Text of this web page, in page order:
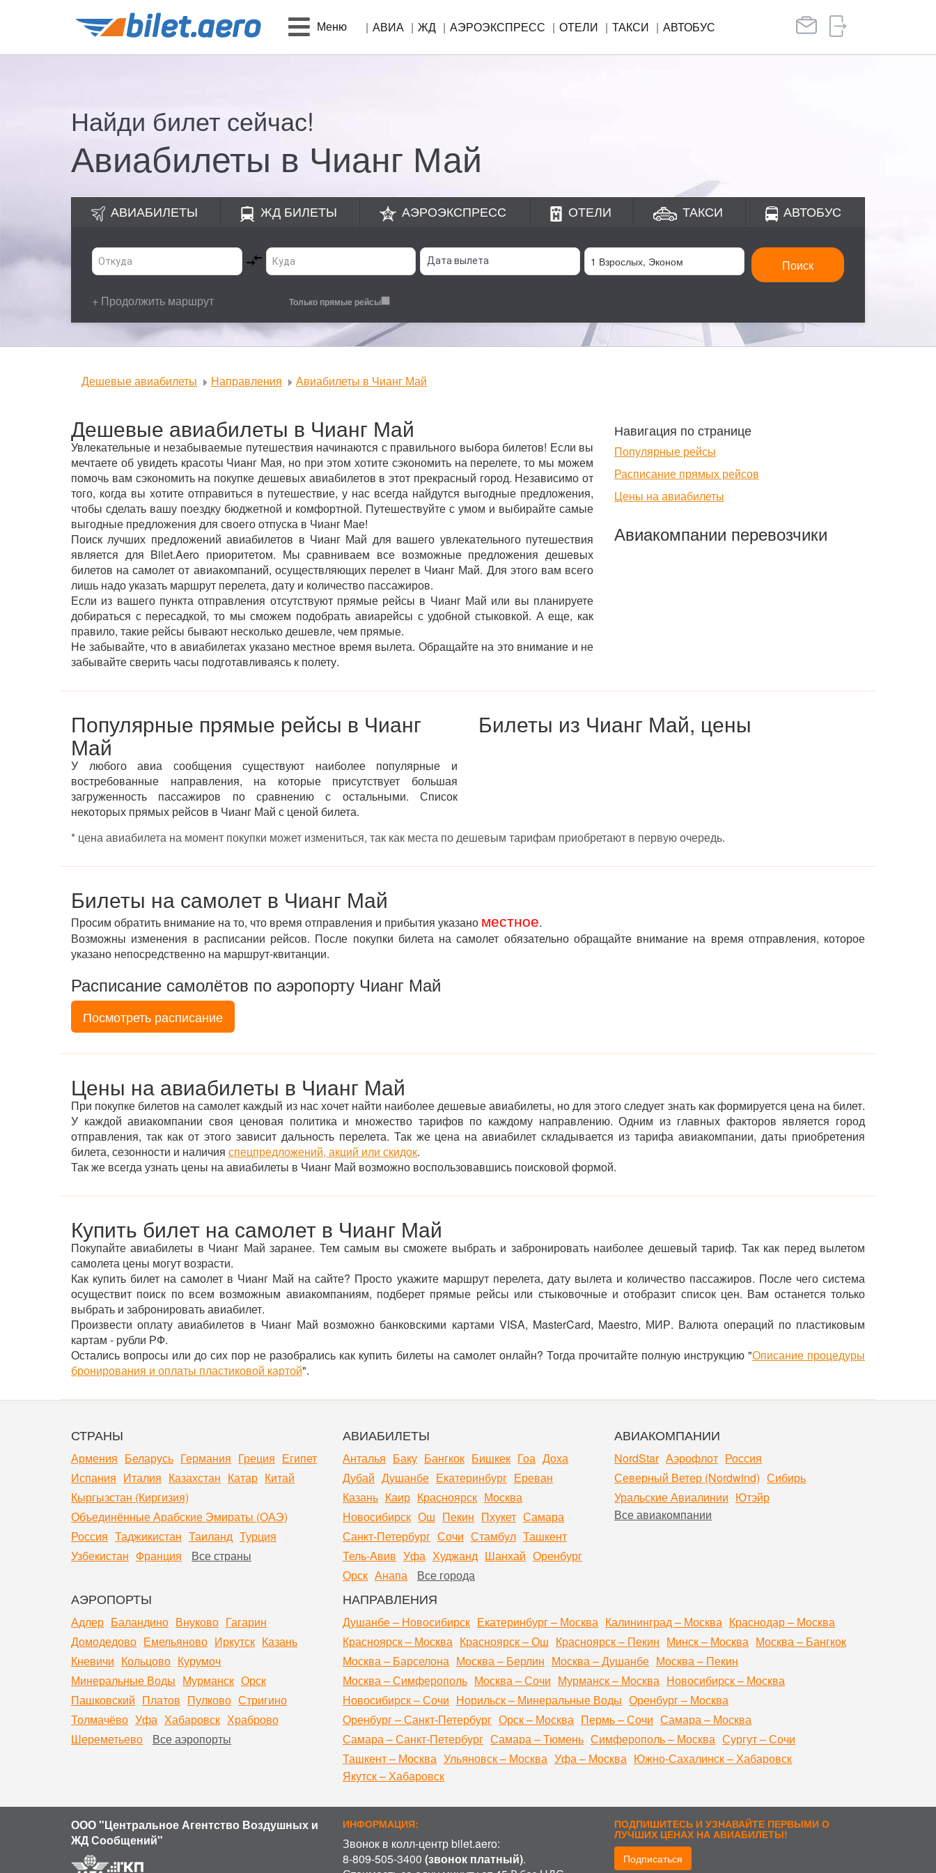
Меню АВИА ЖД АЭРОЭКСПРЕСС ОТЕЛИ ТАКСИ АВТОБУС
Найди билет сейчас!
Авиабилеты в Чианг Май
АВИАБИЛЕТЫ ЖД БИЛЕТЫ АЭРОЭКСПРЕСС ОТЕЛИ ТАКСИ АВТОБУС
Поиск
+ Продолжить маршрут Только прямые рейсы
Дешевые авиабилеты Направления Авиабилеты в Чианг Май
Дешевые авиабилеты в Чианг Май
Увлекательные и незабываемые путешествия начинаются с правильного выбора билетов! Если вы
мечтаете об увидеть красоты Чианг Мая, но при этом хотите сэкономить на перелете, то мы можем
помочь вам сэкономить на покупке дешевых авиабилетов в этот прекрасный город. Независимо от
того, когда вы хотите отправиться в путешествие, у нас всегда найдутся выгодные предложения,
чтобы сделать вашу поездку бюджетной и комфортной. Путешествуйте с умом и выбирайте самые
выгодные предложения для своего отпуска в Чианг Мае!
Поиск лучших предложений авиабилетов в Чианг Май для вашего увлекательного путешествия
является для Bilet.Aero приоритетом. Мы сравниваем все возможные предложения дешевых
билетов на самолет от авиакомпаний, осуществляющих перелет в Чианг Май. Для этого вам всего
лишь надо указать маршрут перелета, дату и количество пассажиров.
Если из вашего пункта отправления отсутствуют прямые рейсы в Чианг Май или вы планируете
добираться с пересадкой, то мы сможем подобрать авиарейсы с удобной стыковкой. А еще, как
правило, такие рейсы бывают несколько дешевле, чем прямые.
Не забывайте, что в авиабилетах указано местное время вылета. Обращайте на это внимание и не
забывайте сверить часы подготавливаясь к полету.
Навигация по странице
Популярные рейсы
Расписание прямых рейсов
Цены на авиабилеты
Авиакомпании перевозчики
Популярные прямые рейсы в Чианг
Май
У любого авиа сообщения существуют наиболее популярные и
востребованные направления, на которые присутствует большая
загруженность пассажиров по сравнению с остальными. Список
некоторых прямых рейсов в Чианг Май с ценой билета.
Билеты из Чианг Май, цены
* цена авиабилета на момент покупки может измениться, так как места по дешевым тарифам приобретают в первую очередь.
Билеты на самолет в Чианг Май
Просим обратить внимание на то, что время отправления и прибытия указано местное.
Возможны изменения в расписании рейсов. После покупки билета на самолет обязательно обращайте внимание на время отправления, которое
указано непосредственно на маршрут-квитанции.
Расписание самолётов по аэропорту Чианг Май
Посмотреть расписание
Цены на авиабилеты в Чианг Май
При покупке билетов на самолет каждый из нас хочет найти наиболее дешевые авиабилеты, но для этого следует знать как формируется цена на билет.
У каждой авиакомпании своя ценовая политика и множество тарифов по каждому направлению. Одним из главных факторов является город
отправления, так как от этого зависит дальность перелета. Так же цена на авиабилет складывается из тарифа авиакомпании, даты приобретения
билета, сезонности и наличия спецпредложений, акций или скидок.
Так же всегда узнать цены на авиабилеты в Чианг Май возможно воспользовавшись поисковой формой.
Купить билет на самолет в Чианг Май
Покупайте авиабилеты в Чианг Май заранее. Тем самым вы сможете выбрать и забронировать наиболее дешевый тариф. Так как перед вылетом
самолета цены могут возрасти.
Как купить билет на самолет в Чианг Май на сайте? Просто укажите маршрут перелета, дату вылета и количество пассажиров. После чего система
осуществит поиск по всем возможным авиакомпаниям, подберет прямые рейсы или стыковочные и отобразит список цен. Вам останется только
выбрать и забронировать авиабилет.
Произвести оплату авиабилетов в Чианг Май возможно банковскими картами VISA, MasterCard, Maestro, МИР. Валюта операций по пластиковым
картам - рубли РФ.
Остались вопросы или до сих пор не разобрались как купить билеты на самолет онлайн? Тогда прочитайте полную инструкцию "Описание процедуры
бронирования и оплаты пластиковой картой".
СТРАНЫ
Армения Беларусь Германия Греция Египет
Испания Италия Казахстан Катар Китай
Кыргызстан (Киргизия)
Объединённые Арабские Эмираты (ОАЭ)
Россия Таджикистан Таиланд Турция
Узбекистан Франция Все страны
АВИАБИЛЕТЫ
Анталья Баку Бангкок Бишкек Гоа Доха
Дубай Душанбе Екатеринбург Ереван
Казань Каир Красноярск Москва
Новосибирск Ош Пекин Пхукет Самара
Санкт-Петербург Сочи Стамбул Ташкент
Тель-Авив Уфа Худжанд Шанхай Оренбург
Орск Анапа Все города
АВИАКОМПАНИИ
NordStar Аэрофлот Россия
Северный Ветер (Nordwind) Сибирь
Уральские Авиалинии Ютэйр
Все авиакомпании
АЭРОПОРТЫ
Адлер Баландино Внуково Гагарин
Домодедово Емельяново Иркутск Казань
Кневичи Кольцово Курумоч
Минеральные Воды Мурманск Орск
Пашковский Платов Пулково Стригино
Толмачёво Уфа Хабаровск Храброво
Шереметьево
Все аэропорты
НАПРАВЛЕНИЯ
Душанбе – Новосибирск Екатеринбург – Москва Калининград – Москва Краснодар – Москва
Красноярск – Москва Красноярск – Ош Красноярск – Пекин Минск – Москва Москва – Бангкок
Москва – Барселона Москва – Берлин Москва – Душанбе Москва – Пекин
Москва – Симферополь Москва – Сочи Мурманск – Москва Новосибирск – Москва
Новосибирск – Сочи Норильск – Минеральные Воды Оренбург – Москва
Оренбург – Санкт-Петербург Орск – Москва Пермь – Сочи Самара – Москва
Самара – Санкт-Петербург Самара – Тюмень Симферополь – Москва Сургут – Сочи
Ташкент – Москва Ульяновск – Москва Уфа – Москва Южно-Сахалинск – Хабаровск
Якутск – Хабаровск
ООО "Центральное Агентство Воздушных и
ЖД Сообщений"
ИНФОРМАЦИЯ:
Звонок в колл-центр bilet.aero:
8-809-505-3400 (звонок платный).
ПОДПИШИТЕСЬ И УЗНАВАЙТЕ ПЕРВЫМИ О
ЛУЧШИХ ЦЕНАХ НА АВИАБИЛЕТЫ!
Подписаться